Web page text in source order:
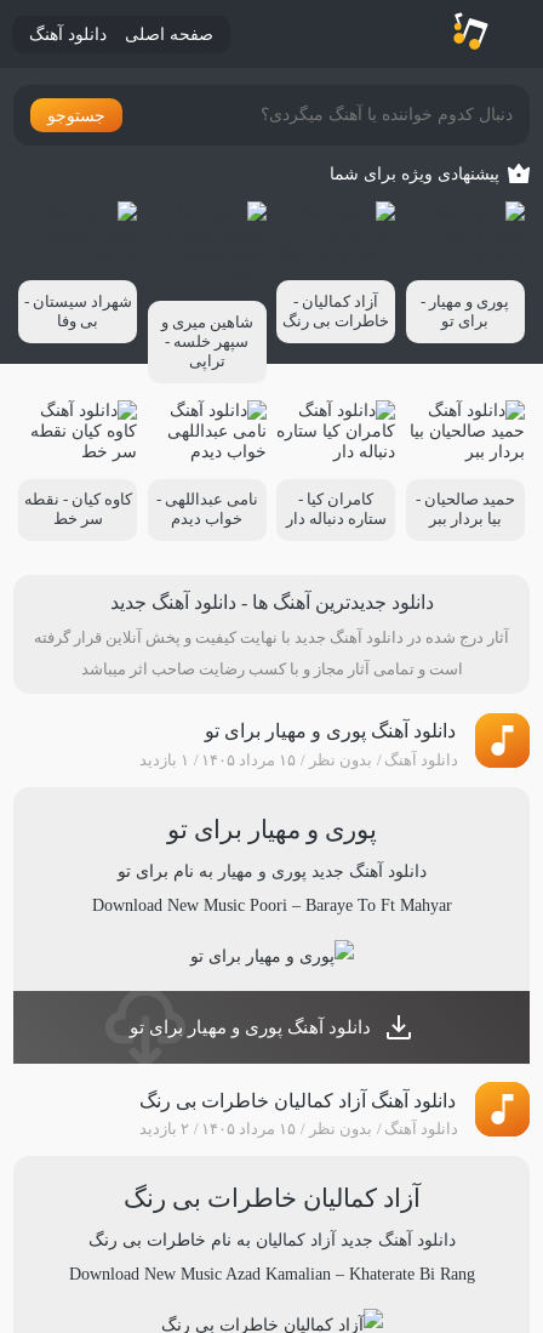
صفحه اصلی دانلود آهنگ
جستوجو
پیشنهادی ویژه برای شما
پوری و مهیار -
برای تو
آزاد کمالیان -
خاطرات بی رنگ
شاهین میری و
سپهر خلسه -
تراپی
شهراد سیستان -
بی وفا
حمید صالحیان -
بیا بردار ببر
کامران کیا -
ستاره دنباله دار
نامی عبداللهی -
خواب دیدم
کاوه کیان - نقطه
سر خط
دانلود جدیدترین آهنگ ها - دانلود آهنگ جدید
آثار درج شده در دانلود آهنگ جدید با نهایت کیفیت و پخش آنلاین قرار گرفته
است و تمامی آثار مجاز و با کسب رضایت صاحب اثر میباشد
دانلود آهنگ پوری و مهیار برای تو
دانلود آهنگ بدون نظر ۱۵ مرداد ۱۴۰۵ ۱ بازدید
پوری و مهیار برای تو
دانلود آهنگ جدید پوری و مهیار به نام برای تو
Download New Music Poori – Baraye To Ft Mahyar
دانلود آهنگ پوری و مهیار برای تو
دانلود آهنگ آزاد کمالیان خاطرات بی رنگ
دانلود آهنگ بدون نظر ۱۵ مرداد ۱۴۰۵ ۲ بازدید
آزاد کمالیان خاطرات بی رنگ
دانلود آهنگ جدید آزاد کمالیان به نام خاطرات بی رنگ
Download New Music Azad Kamalian– Khaterate Bi Rang